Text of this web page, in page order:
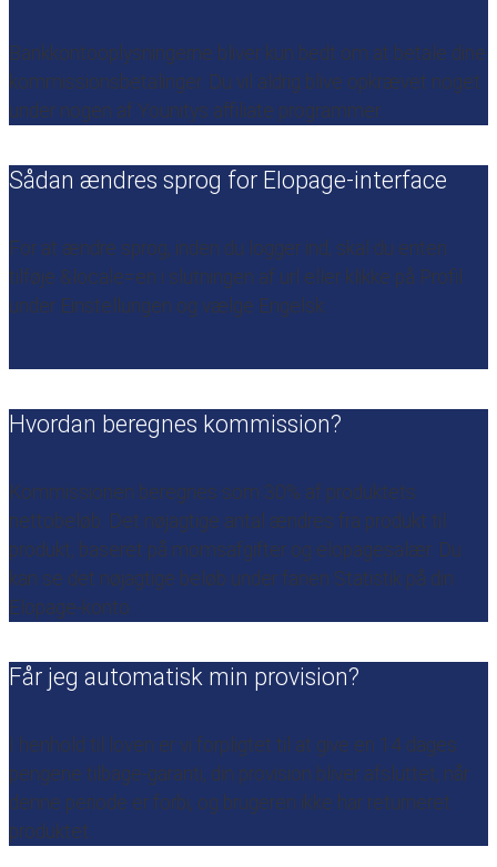
Bankkontooplysningerne bliver kun bedt om at betale dine
kommissionsbetalinger. Du vil aldrig blive opkrævet noget
under nogen af ​​Younitys affiliate programmer.
Sådan ændres sprog for Elopage-interface
For at ændre sprog, inden du logger ind, skal du enten
tilføje &locale=en i slutningen af ​​url eller klikke på Profil
under Einstellungen og vælge Engelsk:
Hvordan beregnes kommission?
Kommissionen beregnes som 30% af produktets
nettobeløb. Det nøjagtige antal ændres fra produkt til
produkt, baseret på momsafgifter og elopagesalær. Du
kan se det nøjagtige beløb under fanen Statistik på din
Elopage-konto.
Får jeg automatisk min provision?
I henhold til loven er vi forpligtet til at give en 14 dages
pengene tilbage-garanti, din provision bliver afsluttet, når
denne periode er forbi, og brugeren ikke har returneret
produktet.